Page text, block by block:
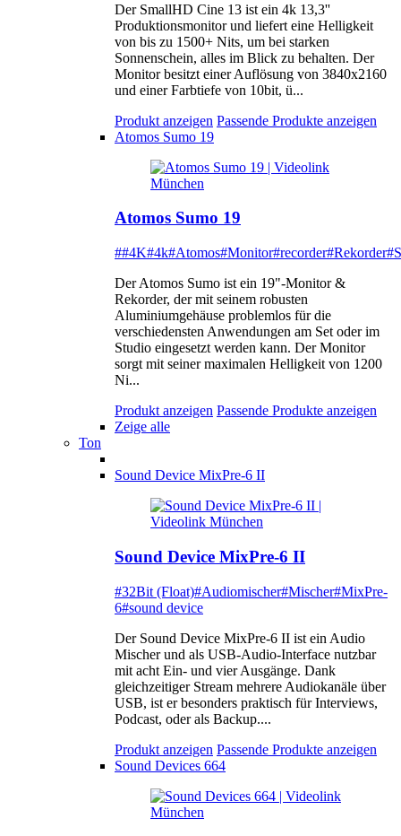
Der SmallHD Cine 13 ist ein 4k 13,3''
Produktionsmonitor und liefert eine Helligkeit
von bis zu 1500+ Nits, um bei starken
Sonnenschein, alles im Blick zu behalten. Der
Monitor besitzt einer Auflösung von 3840x2160
und einer Farbtiefe von 10bit, ü...
Produkt anzeigen Passende Produkte anzeigen
Atomos Sumo 19
Atomos Sumo 19
##4K#4k#Atomos#Monitor#recorder#Rekorder
Der Atomos Sumo ist ein 19"-Monitor &
Rekorder, der mit seinem robusten
Aluminiumgehäuse problemlos für die
verschiedensten Anwendungen am Set oder im
Studio eingesetzt werden kann. Der Monitor
sorgt mit seiner maximalen Helligkeit von 1200
Ni...
Produkt anzeigen Passende Produkte anzeigen
Zeige alle
Ton
Sound Device MixPre-6 II
Sound Device MixPre-6 II
#32Bit (Float)#Audiomischer#Mischer#MixPre-
6#sound device
Der Sound Device MixPre-6 II ist ein Audio
Mischer und als USB-Audio-Interface nutzbar
mit acht Ein- und vier Ausgänge. Dank
gleichzeitiger Stream mehrere Audiokanäle über
USB, ist er besonders praktisch für Interviews,
Podcast, oder als Backup....
Produkt anzeigen Passende Produkte anzeigen
Sound Devices 664